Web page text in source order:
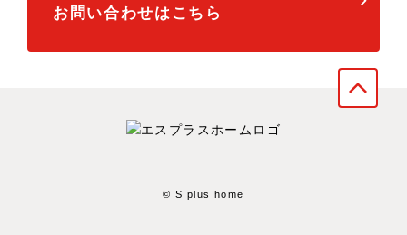
お問い合わせはこちら
arrow_forward_ios
© S plus home